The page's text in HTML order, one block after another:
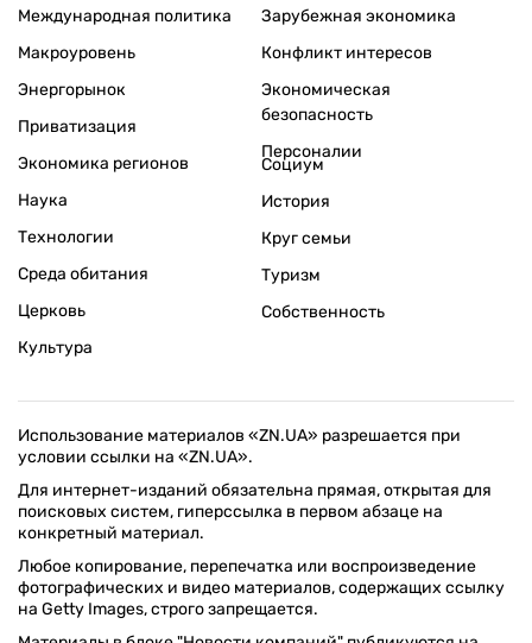
Международная политика
Макроуровень
Энергорынок
Приватизация
Экономика регионов
Зарубежная экономика
Конфликт интересов
Экономическая
безопасность
Персоналии
Наука
Технологии
Среда обитания
Церковь
Культура
Социум
История
Круг семьи
Туризм
Собственность
Использование материалов «ZN.UA» разрешается при
условии ссылки на «ZN.UA».
Для интернет-изданий обязательна прямая, открытая для
поисковых систем, гиперссылка в первом абзаце на
конкретный материал.
Любое копирование, перепечатка или воспроизведение
фотографических и видео материалов, содержащих ссылку
на Getty Images, строго запрещается.